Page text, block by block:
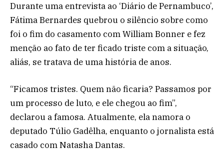
Durante uma entrevista ao ‘Diário de Pernambuco’,
Fátima Bernardes quebrou o silêncio sobre como
foi o fim do casamento com William Bonner e fez
menção ao fato de ter ficado triste com a situação,
aliás, se tratava de uma história de anos.
“Ficamos tristes. Quem não ficaria? Passamos por
um processo de luto, e ele chegou ao fim”,
declarou a famosa. Atualmente, ela namora o
deputado Túlio Gadêlha, enquanto o jornalista está
casado com Natasha Dantas.